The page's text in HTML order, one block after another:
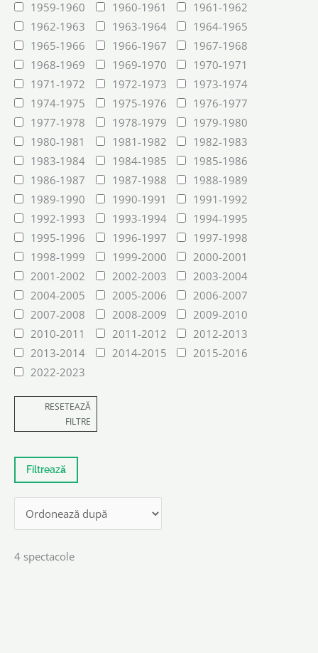
1959-1960
1960-1961
1961-1962
1962-1963
1963-1964
1964-1965
1965-1966
1966-1967
1967-1968
1968-1969
1969-1970
1970-1971
1971-1972
1972-1973
1973-1974
1974-1975
1975-1976
1976-1977
1977-1978
1978-1979
1979-1980
1980-1981
1981-1982
1982-1983
1983-1984
1984-1985
1985-1986
1986-1987
1987-1988
1988-1989
1989-1990
1990-1991
1991-1992
1992-1993
1993-1994
1994-1995
1995-1996
1996-1997
1997-1998
1998-1999
1999-2000
2000-2001
2001-2002
2002-2003
2003-2004
2004-2005
2005-2006
2006-2007
2007-2008
2008-2009
2009-2010
2010-2011
2011-2012
2012-2013
2013-2014
2014-2015
2015-2016
2022-2023
RESETEAZĂ
FILTRE
4 spectacole